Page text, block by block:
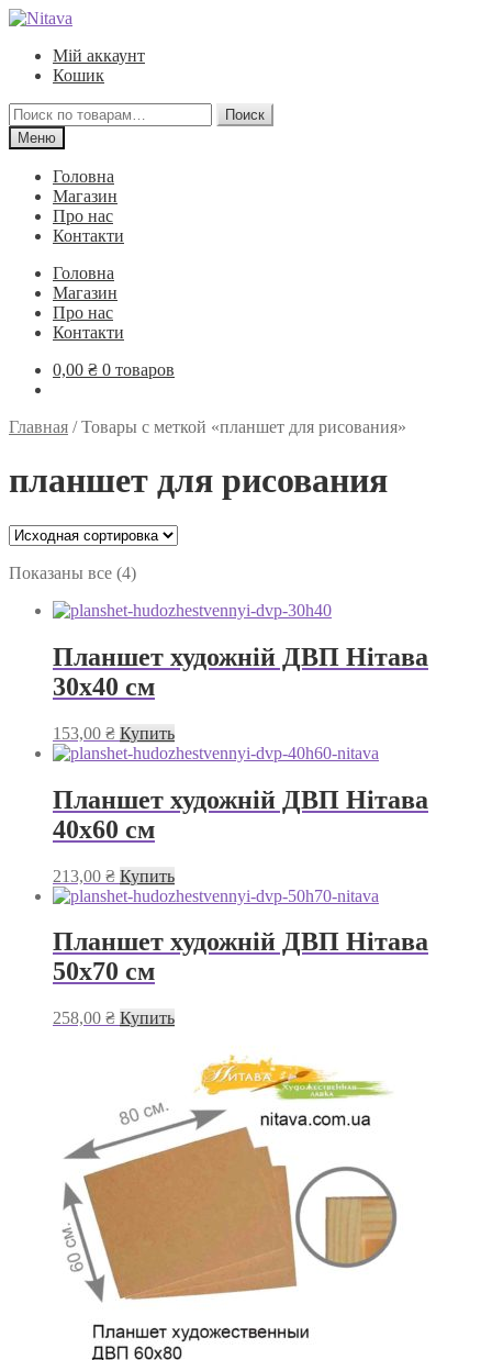
Перейти
навигации
Перейти
содержимому
Мій аккаунт
Кошик
Искать:
Поиск
Меню
Головна
Магазин
Про нас
Контакти
Головна
Магазин
Про нас
Контакти
0,00 ₴ 0 товаров
Главная /Товары с меткой «планшет для рисования»
планшет для рисования
Показаны все (4)
Планшет художній ДВП Нітава
30х40 см
153,00 ₴ Купить
Планшет художній ДВП Нітава
40х60 см
213,00 ₴ Купить
Планшет художній ДВП Нітава
50х70 см
258,00 ₴ Купить